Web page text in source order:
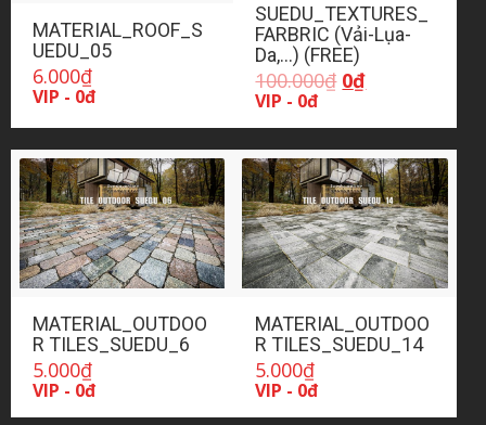
MATERIAL_ROOF_S
UEDU_05
6.000₫
VIP - 0đ
SUEDU_TEXTURES_
FARBRIC (Vải-Lụa-
Da,…) (FREE)
100.000₫ Giá
gốc
0₫Giá
0₫.
VIP - 0đ
MATERIAL_OUTDOO
R TILES_SUEDU_6
5.000₫
VIP - 0đ
MATERIAL_OUTDOO
R TILES_SUEDU_14
5.000₫
VIP - 0đ